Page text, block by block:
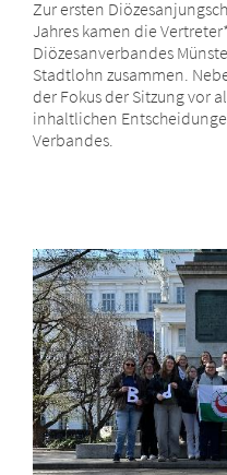
Zur ersten
Jahres kamen die
Diözesanverbandes
Stadtlohn zusammen.
der Fokus der Sitzung vor
inhaltlichen
Verbandes.